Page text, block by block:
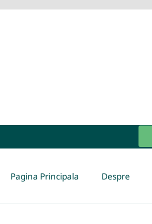
Pagina Principala Despre